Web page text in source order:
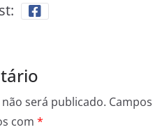
será publicado. Campos
com *